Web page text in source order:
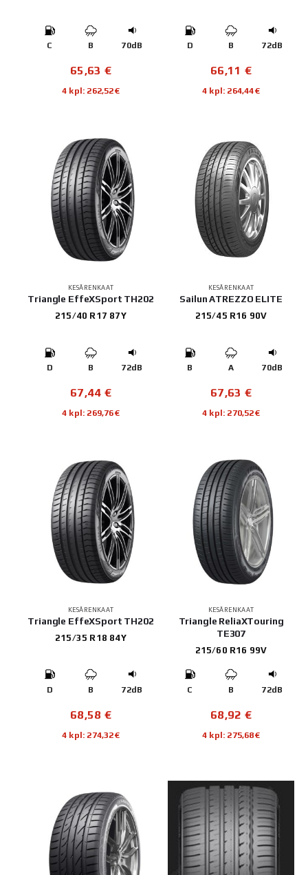
C B 70dB
65,63 €
4 kpl: 262,52€
D B 72dB
66,11 €
4 kpl: 264,44€
KESÄRENKAAT
Triangle EffeXSport TH202
215/40 R17 87Y
D B 72dB
67,44 €
4 kpl: 269,76€
KESÄRENKAAT
Sailun ATREZZO ELITE
215/45 R16 90V
B A 70dB
67,63 €
4 kpl: 270,52€
KESÄRENKAAT
Triangle EffeXSport TH202
215/35 R18 84Y
D B 72dB
68,58 €
4 kpl: 274,32€
KESÄRENKAAT
Triangle ReliaXTouring
TE307
215/60 R16 99V
C B 72dB
68,92 €
4 kpl: 275,68€